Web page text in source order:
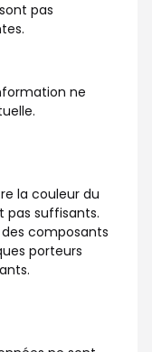
pas
ne
la couleur du
pas suffisants.
composants
porteurs